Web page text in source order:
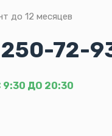
до 12 месяцев
250-72-
ДО 20:30